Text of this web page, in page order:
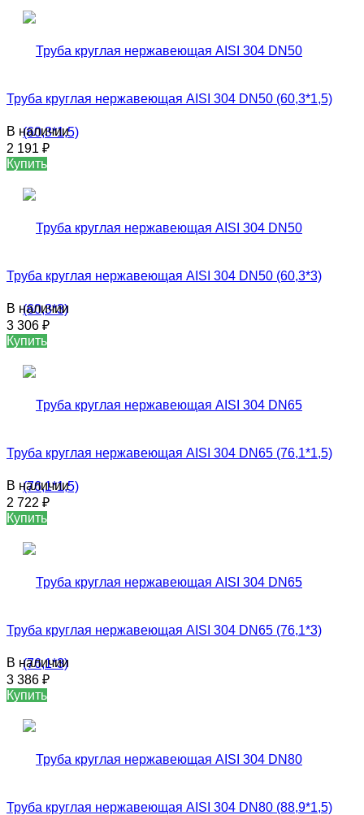
Труба круглая нержавеющая AISI 304 DN50 (60,3*1,5)
В наличии
2 191 ₽
Купить
Труба круглая нержавеющая AISI 304 DN50 (60,3*3)
В наличии
3 306 ₽
Купить
Труба круглая нержавеющая AISI 304 DN65 (76,1*1,5)
В наличии
2 722 ₽
Купить
Труба круглая нержавеющая AISI 304 DN65 (76,1*3)
В наличии
3 386 ₽
Купить
Труба круглая нержавеющая AISI 304 DN80 (88,9*1,5)